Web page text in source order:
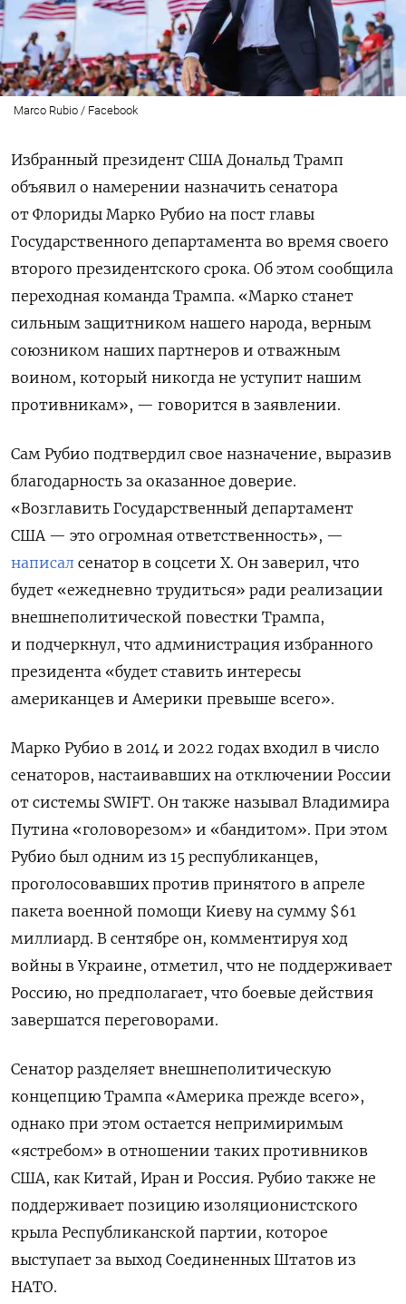
Marco Rubio / Facebook
Избранный президент США Дональд Трамп
объявил о намерении назначить сенатора
от Флориды Марко Рубио на пост главы
Государственного департамента во время своего
второго президентского срока. Об этом сообщила
переходная команда Трампа. «Марко станет
сильным защитником нашего народа, верным
союзником наших партнеров и отважным
воином, который никогда не уступит нашим
противникам», — говорится в заявлении.
Сам Рубио подтвердил свое назначение, выразив
благодарность за оказанное доверие.
«Возглавить Государственный департамент
США — это огромная ответственность», —
написал сенатор в соцсети X. Он заверил, что
будет «ежедневно трудиться» ради реализации
внешнеполитической повестки Трампа,
и подчеркнул, что администрация избранного
президента «будет ставить интересы
американцев и Америки превыше всего».
Марко Рубио в 2014 и 2022 годах входил в число
сенаторов, настаивавших на отключении России
от системы SWIFT. Он также называл Владимира
Путина «головорезом» и «бандитом». При этом
Рубио был одним из 15 республиканцев,
проголосовавших против принятого в апреле
пакета военной помощи Киеву на сумму $61
миллиард. В сентябре он, комментируя ход
войны в Украине, отметил, что не поддерживает
Россию, но предполагает, что боевые действия
завершатся переговорами.
Сенатор разделяет внешнеполитическую
концепцию Трампа «Америка прежде всего»,
однако при этом остается непримиримым
«ястребом» в отношении таких противников
США, как Китай, Иран и Россия. Рубио также не
поддерживает позицию изоляционистского
крыла Республиканской партии, которое
выступает за выход Соединенных Штатов из
НАТО.